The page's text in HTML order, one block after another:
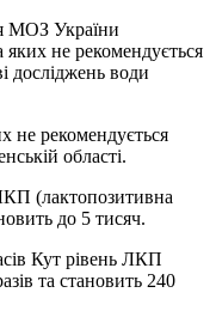
МОЗ України
не рекомендується
досліджень води
не рекомендується
області.
(лактопозитивна
до 5 тисяч.
Кут рівень ЛКП
та становить 240